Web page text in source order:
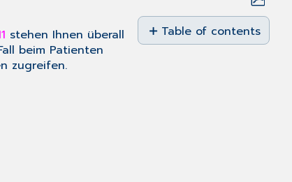
Save
as
PDF
Table of contents
stehen Ihnen überall
beim Patienten
zugreifen.